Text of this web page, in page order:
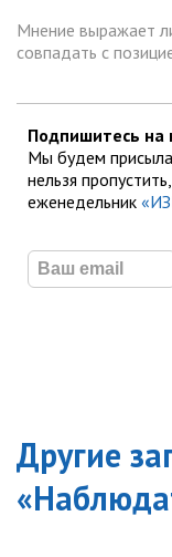
Мнение выражает
совпадать с
Подпишитесь на
Мы будем
нельзя
еженедельник
Другие
«